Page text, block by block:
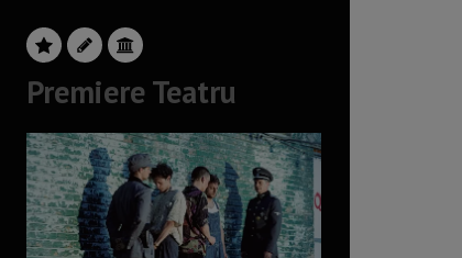
Premiere Teatru